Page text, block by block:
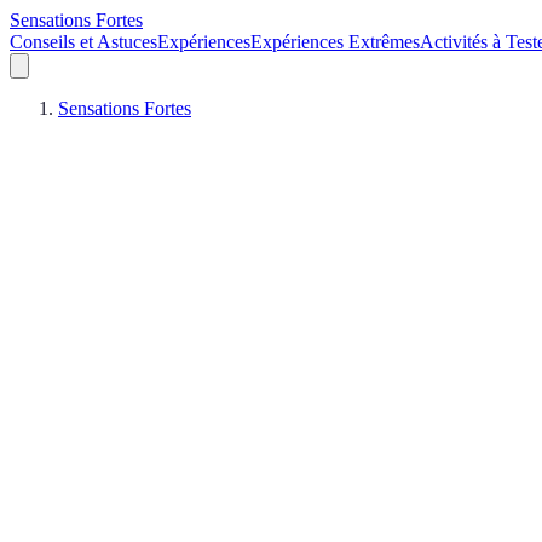
Sensations Fortes
Conseils et AstucesExpériencesExpériences ExtrêmesActivités à
Sensations Fortes